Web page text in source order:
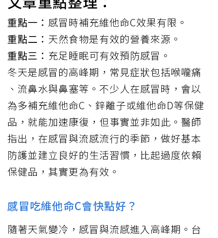
重點一： 感冒時補充維他命C效果有限。
重點二： 天然食物是有效的營養來源。
重點三： 充足睡眠可有效預防感冒。
冬天是感冒的高峰期，常見症狀包括喉嚨痛
、 流鼻水與鼻塞等。不少人在感冒時，會以
為多補充維他命C 、鋅離子或維他命D等保健
品，就能加速康復，但事實並非如此。醫師
指出，在感冒與流感流行的季節，做好基本
防護並建立良好的生活習慣，比起過度依賴
保健品，其實更為有效。
感冒吃維他命C會快點好？
隨著天氣變冷，感冒與流感進入高峰期。台